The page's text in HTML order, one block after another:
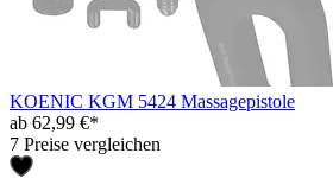
KOENIC KGM 5424 Massagepistole
ab 62,99 €*
7 Preise vergleichen